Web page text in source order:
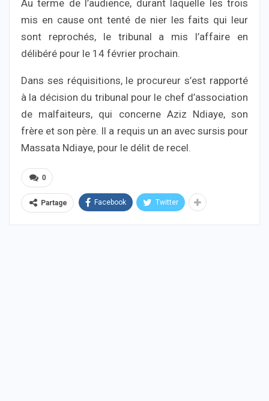
Au terme de l’audience, durant laquelle les trois
mis en cause ont tenté de nier les faits qui leur
sont reprochés, le tribunal a mis l’affaire en
délibéré pour le 14 février prochain.
Dans ses réquisitions, le procureur s’est rapporté
à la décision du tribunal pour le chef d’association
de malfaiteurs, qui concerne Aziz Ndiaye, son
frère et son père. Il a requis un an avec sursis pour
Massata Ndiaye, pour le délit de recel.
0
Partage Facebook Twitter